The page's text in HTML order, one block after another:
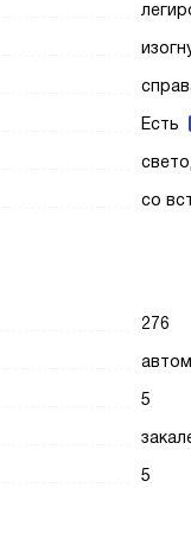
Есть
со
276
5
5